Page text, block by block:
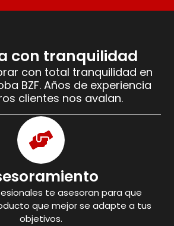
con tranquilidad
con total tranquilidad en
BZF. Años de experiencia
clientes nos avalan.
te asesoran para que
que mejor se adapte a tus
objetivos.